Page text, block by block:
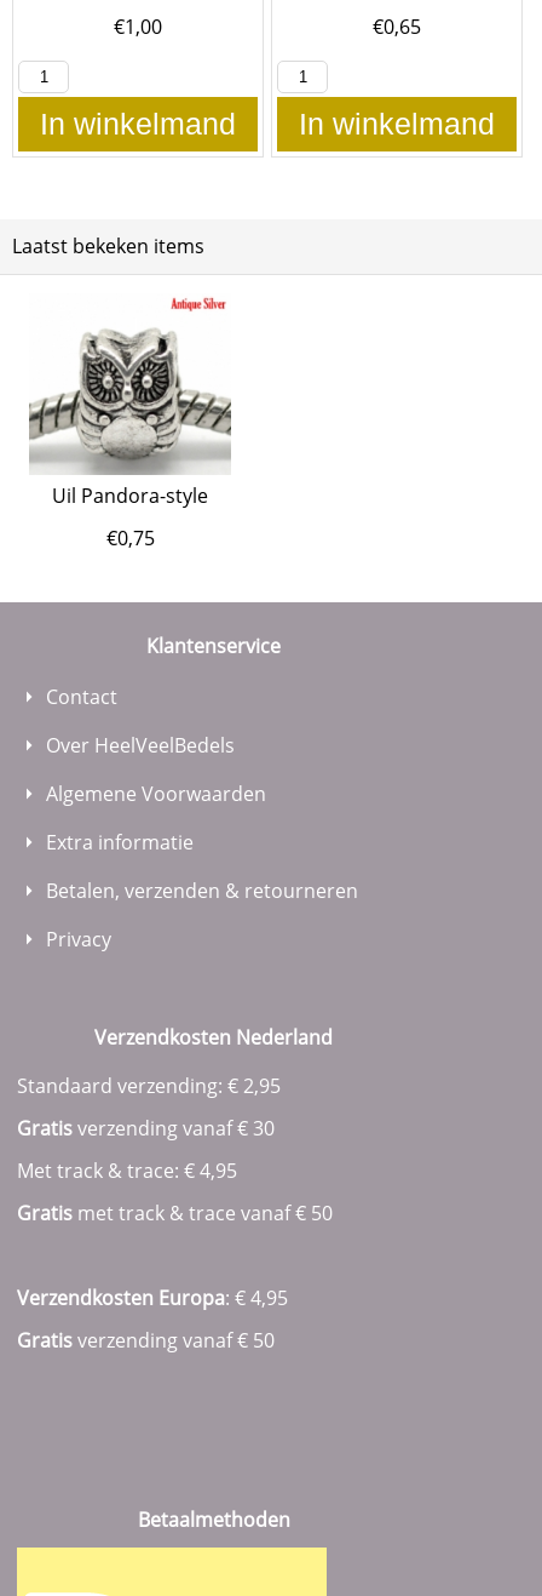
€1,00
In winkelmand
€0,65
In winkelmand
Laatst bekeken items
Uil Pandora-style
€0,75
Klantenservice
Contact
Over HeelVeelBedels
Algemene Voorwaarden
Extra informatie
Betalen, verzenden & retourneren
Privacy
Verzendkosten Nederland
Standaard verzending: € 2,95
Gratisverzending vanaf € 30
Met track & trace: € 4,95
Gratis met track & trace vanaf€ 50
Verzendkosten Europa: € 4,95
Gratisverzending vanaf € 50
Betaalmethoden